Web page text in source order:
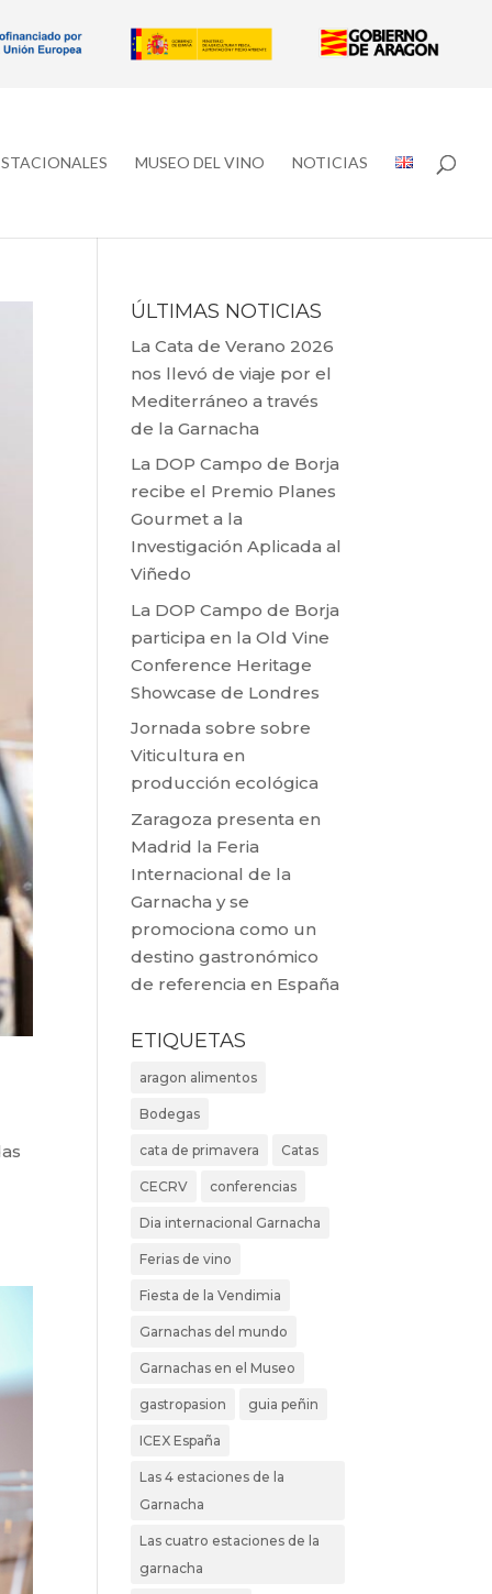
MUSEO DEL VINO NOTICIAS
ÚLTIMAS NOTICIAS
La Cata de Verano 2026
nos llevó de viaje por el
Mediterráneo a través
de la Garnacha
La DOP Campo de Borja
recibe el Premio Planes
Gourmet a la
Investigación Aplicada al
Viñedo
La DOP Campo de Borja
participa en la Old Vine
Conference Heritage
Showcase de Londres
Jornada sobre sobre
Viticultura en
producción ecológica
Zaragoza presenta en
Madrid la Feria
Internacional de la
Garnacha y se
promociona como un
destino gastronómico
de referencia en España
ETIQUETAS
aragon alimentos
Bodegas
cata de primavera Catas
CECRV conferencias
Dia internacional Garnacha
Ferias de vino
Fiesta de la Vendimia
Garnachas del mundo
Garnachas en el Museo
gastropasion guia peñin
ICEX España
Las 4 estaciones de la
Garnacha
Las cuatro estaciones de la
garnacha